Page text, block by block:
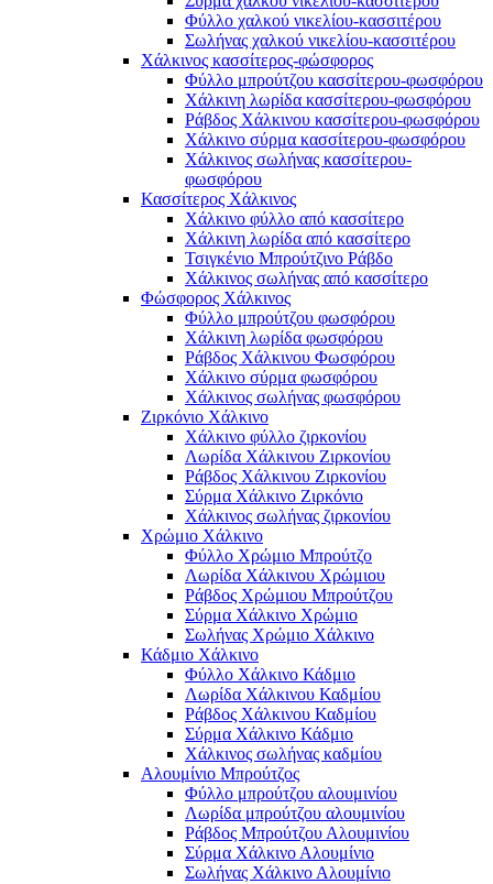
Φύλλο χαλκού νικελίου-κασσιτέρου
Σωλήνας χαλκού νικελίου-κασσιτέρου
Χάλκινος κασσίτερος-φώσφορος
Φύλλο μπρούτζου κασσίτερου-φωσφόρου
Χάλκινη λωρίδα κασσίτερου-φωσφόρου
Ράβδος Χάλκινου κασσίτερου-φωσφόρου
Χάλκινο σύρμα κασσίτερου-φωσφόρου
Χάλκινος σωλήνας κασσίτερου-
φωσφόρου
Κασσίτερος Χάλκινος
Χάλκινο φύλλο από κασσίτερο
Χάλκινη λωρίδα από κασσίτερο
Τσιγκένιο Μπρούτζινο Ράβδο
Χάλκινος σωλήνας από κασσίτερο
Φώσφορος Χάλκινος
Φύλλο μπρούτζου φωσφόρου
Χάλκινη λωρίδα φωσφόρου
Ράβδος Χάλκινου Φωσφόρου
Χάλκινο σύρμα φωσφόρου
Χάλκινος σωλήνας φωσφόρου
Ζιρκόνιο Χάλκινο
Χάλκινο φύλλο ζιρκονίου
Λωρίδα Χάλκινου Ζιρκονίου
Ράβδος Χάλκινου Ζιρκονίου
Σύρμα Χάλκινο Ζιρκόνιο
Χάλκινος σωλήνας ζιρκονίου
Χρώμιο Χάλκινο
Φύλλο Χρώμιο Μπρούτζο
Λωρίδα Χάλκινου Χρώμιου
Ράβδος Χρώμιου Μπρούτζου
Σύρμα Χάλκινο Χρώμιο
Σωλήνας Χρώμιο Χάλκινο
Κάδμιο Χάλκινο
Φύλλο Χάλκινο Κάδμιο
Λωρίδα Χάλκινου Καδμίου
Ράβδος Χάλκινου Καδμίου
Σύρμα Χάλκινο Κάδμιο
Χάλκινος σωλήνας καδμίου
Αλουμίνιο Μπρούτζος
Φύλλο μπρούτζου αλουμινίου
Λωρίδα μπρούτζου αλουμινίου
Ράβδος Μπρούτζου Αλουμινίου
Σύρμα Χάλκινο Αλουμίνιο
Σωλήνας Χάλκινο Αλουμίνιο